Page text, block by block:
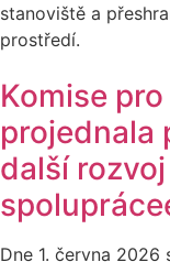
stanoviště a
prostředí.
Komise
projednala
další
Dne 1. června 2026